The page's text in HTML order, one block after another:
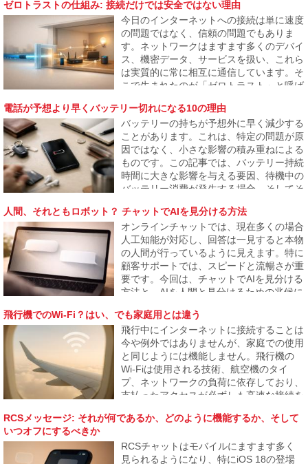
小企業にもますます焦点を当てているのか
を説明します。
ゼロトラストの仕組み: 接続だけでは安全ではない理由
今日のインターネットへの接続は単に速度
の問題ではなく、信頼の問題でもありま
す。ネットワークはますます多くのデバイ
ス、機密データ、サービスを扱い、これら
は実質的に常に相互に通信しています。そ
こで生まれたのが「ゼロトラスト」と呼ば
見なされないことを前提にしています。こ
の記事は、このモデルがなぜ生まれたの
か、そしてどのようにインターネットの普
段の運用に徐々に反映されるのかを説明し
ます。
電話が予想より早くバッテリー切れになる10の理由
バッテリーの持ちが予想外に早く減少する
ことがあります。これは、特定の問題が原
因ではなく、小さな影響の積み重ねによる
ものです。この記事では、バッテリー持続
時間に大きな影響を与える要因、待機中の
バッテリー消費が発生する場合、そしてそ
なる理由について説明します。
人間、それともロボット？ チャットでAIを見分ける方法
オンラインチャットでは、現在多くの場合
人工知能が対応し、回答は一見すると本物
の人間が行っているように見えます。特に
顧客サポートでは、スピードと流暢さが重
要です。今回は、チャットでAIを見分ける
方法と、AIを人間と見分けるための兆候に
つつあるかを見ていきます。
飛行機でのWi-Fi？はい、でも家庭用とは違う
飛行中にインターネットに接続することは
今や例外ではありませんが、家庭での使用
と同じようには機能しません。飛行機の
Wi-Fiは使用される技術、航空機のタイ
プ、ネットワークの負荷に依存しており、
支払ったアクセスが必ずしも高速な接続を
行機でのインターネットの仕組み、なぜ遅
かを説明します。
RCSメッセージ: それが何であるか、どのように機能するか、そして
いつオフにするべきか
RCSチャットはモバイルにますます多く
見られるようになり、特にiOS 18の登場